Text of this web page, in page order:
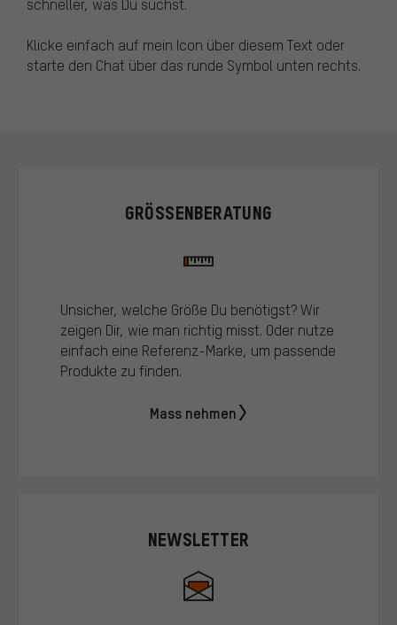
Klicke einfach auf mein Icon über diesem Text oder
starte den Chat über das runde Symbol unten rechts.
GRÖSSENBERATUNG
Unsicher, welche Größe Du benötigst? Wir
zeigen Dir, wie man richtig misst. Oder nutze
einfach eine Referenz-Marke, um passende
Produkte zu finden.
Mass nehmen
NEWSLETTER